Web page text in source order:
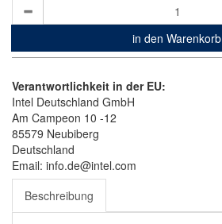
in den Warenkorb
Verantwortlichkeit in der EU:
Intel Deutschland GmbH
Am Campeon 10 -12
85579 Neubiberg
Deutschland
Email: info.de@intel.com
Beschreibung